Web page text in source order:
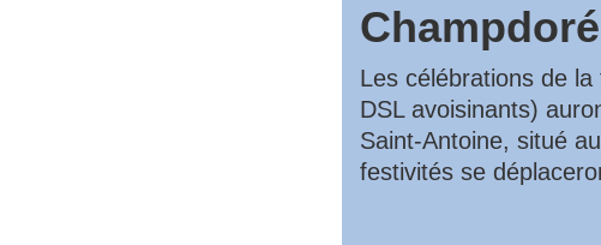
Les célébrations de
DSL avoisinants)
Saint-Antoine, situé
festivités se